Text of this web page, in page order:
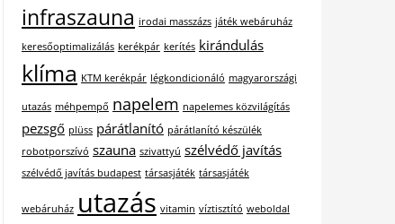
infraszauna irodai masszázs játék webáruház
keresőoptimalizálás kerékpár kerítés kirándulás
klíma KTM kerékpár légkondicionáló magyarországi
utazás méhpempő napelem napelemes közvilágítás
pezsgő plüss párátlanító párátlanító készülék
robotporszívó szauna szivattyú szélvédő javítás
szélvédő javítás budapest társasjáték társasjáték
webáruház utazás vitamin víztisztító weboldal